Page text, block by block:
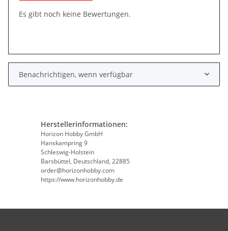
Es gibt noch keine Bewertungen.
Benachrichtigen, wenn verfügbar
Herstellerinformationen:
Horizon Hobby GmbH
Hanskampring 9
Schleswig-Holstein
Barsbüttel, Deutschland, 22885
order@horizonhobby.com
https://www.horizonhobby.de